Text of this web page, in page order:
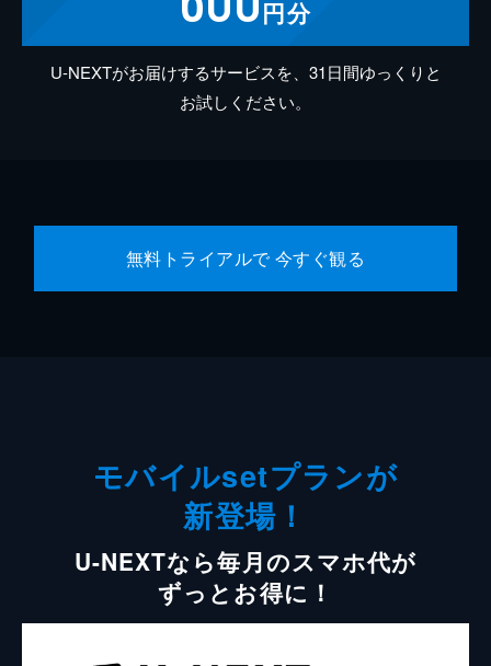
円分
U-NEXTがお届けするサービスを、31日間ゆっくりと
お試しください。
無料トライアルで 今すぐ観る
モバイルsetプランが
新登場！
U-NEXTなら毎月のスマホ代が
ずっとお得に！